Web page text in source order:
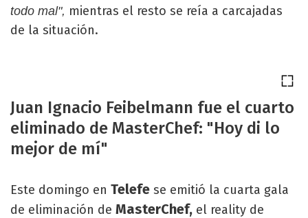
todo mal", mientras el resto se reía a carcajadas
de la situación.
Juan Ignacio Feibelmann fue el cuarto
eliminado de MasterChef: "Hoy di lo
mejor de mí"
Este domingo en Telefe se emitió la cuarta gala
de eliminación de MasterChef, el reality de